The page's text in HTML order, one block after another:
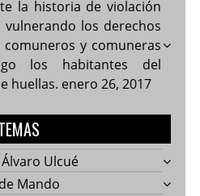
la historia de violación
los derechos
y comuneras
los habitantes del
huellas. enero 26, 2017
Ulcué
Mando